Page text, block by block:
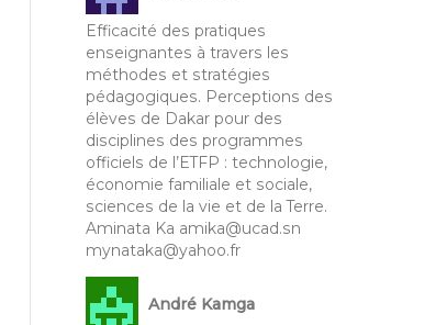
Efficacité des pratiques
enseignantes à travers les
méthodes et stratégies
pédagogiques. Perceptions des
élèves de Dakar pour des
disciplines des programmes
officiels de l’ETFP : technologie,
économie familiale et sociale,
sciences de la vie et de la Terre.
Aminata Ka amika@ucad.sn
mynataka@yahoo.fr
André Kamga